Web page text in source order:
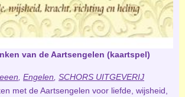
van de Aartsengelen (kaartspel)
Engelen SCHORS UITGEVERIJ
met de Aartsengelen voor liefde, wijsheid,